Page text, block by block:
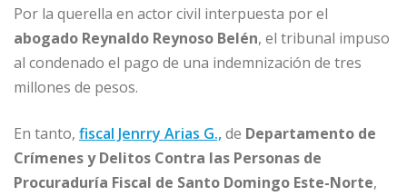
Por la querella en actor civil interpuesta por el
abogado Reynaldo Reynoso Belén, el tribunal impuso
al condenado el pago de una indemnización de tres
millones de pesos.
En tanto, fiscal Jenrry Arias G.,de Departamento de
Crímenes y Delitos Contra las Personas de
Procuraduría Fiscal de Santo Domingo Este-Norte,